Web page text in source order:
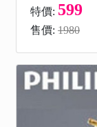
特價: 599
售價: 1980